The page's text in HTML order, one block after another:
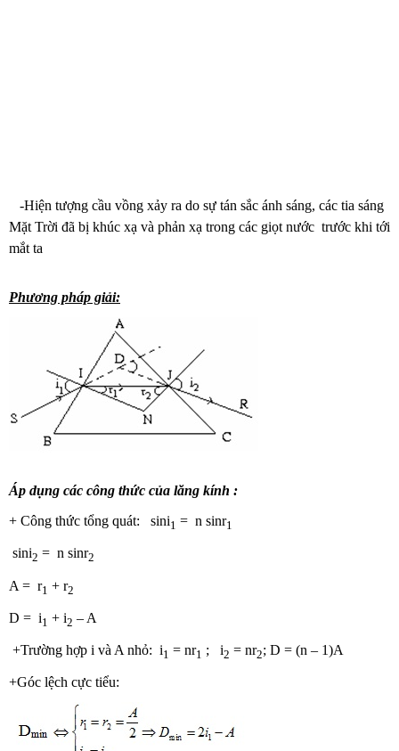
-Hiện tượng cầu vồng xảy ra do sự tán sắc ánh sáng, các tia sáng
Mặt Trời đã bị khúc xạ và phản xạ trong các giọt nước trước khi tới
mắt ta
Phương pháp giải:
Áp dụng các công thức của lăng kính :
+ Công thức tổng quát: sini1 = n sinr1
sini2 = n sinr2
A = r1 + r2
D = i1 + i2 – A
+Trường hợp i và A nhỏ: i1 = nr1 ; i2 = nr2; D = (n – 1)A
+Góc lệch cực tiểu: